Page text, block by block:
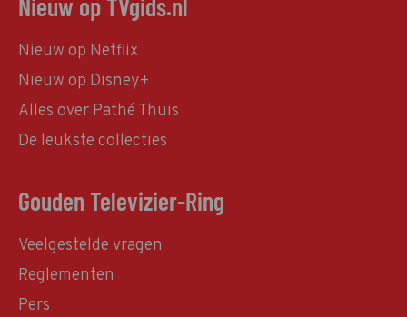
Nieuw op TVgids.nl
Nieuw op Netflix
Nieuw op Disney+
Alles over Pathé Thuis
De leukste collecties
Gouden Televizier-Ring
Veelgestelde vragen
Reglementen
Pers